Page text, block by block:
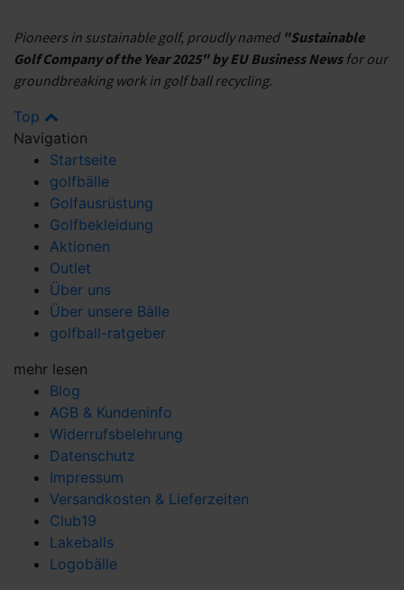
Pioneers in sustainable golf, proudly named "Sustainable
Golf Company of the Year 2025" by EU Business Newsfor our
groundbreaking work in golf ball recycling.
Top
Navigation
Startseite
golfbälle
Golfausrüstung
Golfbekleidung
Aktionen
Outlet
Über uns
Über unsere Bälle
golfball-ratgeber
mehr lesen
Blog
AGB & Kundeninfo
Widerrufsbelehrung
Datenschutz
Impressum
Versandkosten & Lieferzeiten
Club19
Lakeballs
Logobälle